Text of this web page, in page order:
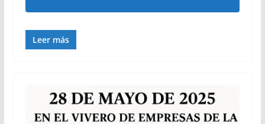
Leer más